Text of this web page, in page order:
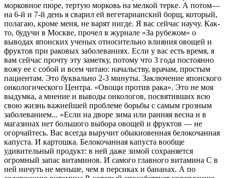
морковное пюре, тертую морковь на мелкой терке. А потом—
на 6-й и 7-й день я сварил ей вегетарианский борщ, который,
полагаю, кроме меня, не варят нигде. Я вас сейчас научу. Как-
то, будучи в Москве, прочел в журнале «За рубежом» о
выводах японских ученых относительно влияния овощей и
фруктов при раковых заболеваниях. Если у вас есть время, я
вам сейчас прочту эту заметку, потому что 3 года постоянно
вожу ее с собой и всем читаю: начальству, врачам, простым
пациентам. Это буквально 2-3 минуты. Заключение японского
онкологического Центра. «Овощи против рака». Это не моя
выдумка, а мнение и выводы онкологов, посвятивших всю
свою жизнь важнейшей проблеме борьбы с самым грозным
заболеванием... «Если на дворе зима или ранняя весна и в
магазинах нет большого выбора овощей и фруктов — не
огорчайтесь. Вас всегда выручит обыкновенная белокочанная
капуста. И картошка. Белокочанная капуста вообще
удивительный продукт: в ней даже зимой сохраняется
огромный запас витаминов. И самого главного витамина С в
ней ничуть не меньше, чем в персиках и бананах. А по